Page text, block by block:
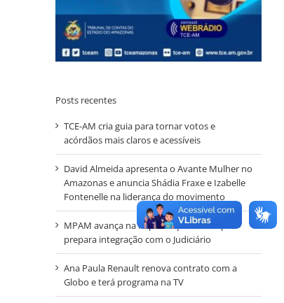
Posts recentes
TCE-AM cria guia para tornar votos e
acórdãos mais claros e acessíveis
David Almeida apresenta o Avante Mulher no
Amazonas e anuncia Shádia Fraxe e Izabelle
Fontenelle na liderança do movimento
MPAM avança na implantação do Simp e
prepara integração com o Judiciário
Ana Paula Renault renova contrato com a
Globo e terá programa na TV